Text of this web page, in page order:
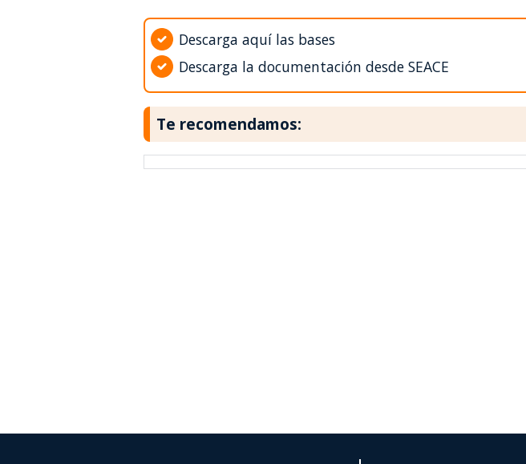
Descarga aquí las bases
Descarga la documentación desde SEACE
Te recomendamos: